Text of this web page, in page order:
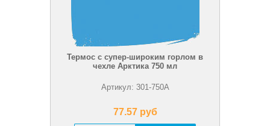
Термос с супер-широким горлом в
чехле Арктика 750 мл
Артикул: 301-750А
77.57 pуб